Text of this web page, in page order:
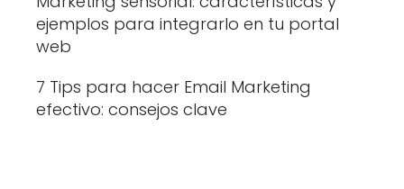
ejemplos para integrarlo en tu portal
web
7 Tips para hacer Email Marketing
efectivo: consejos clave